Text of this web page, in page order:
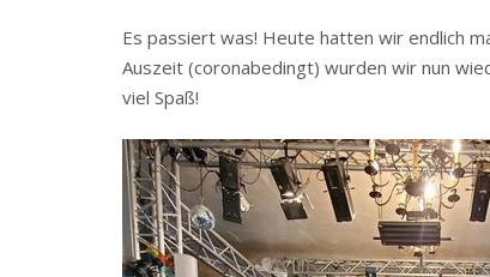
Es passiert was! Heute hatten wir endlich
Auszeit (coronabedingt) wurden wir nun
viel Spaß!